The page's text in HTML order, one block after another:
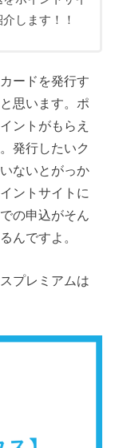
します！！
ードを発行す
思います。ポ
ントがもらえ
発行したいク
ないとがっか
ントサイトに
の申込がそん
んですよ。
プレミアムは